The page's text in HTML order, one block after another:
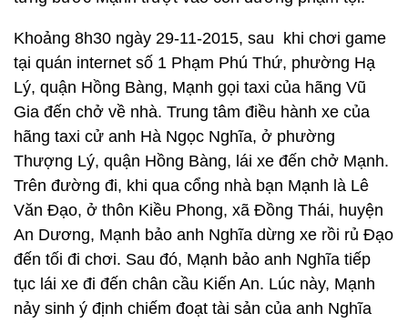
Khoảng 8h30 ngày 29-11-2015, sau khi chơi game
tại quán internet số 1 Phạm Phú Thứ, phường Hạ
Lý, quận Hồng Bàng, Mạnh gọi taxi của hãng Vũ
Gia đến chở về nhà. Trung tâm điều hành xe của
hãng taxi cử anh Hà Ngọc Nghĩa, ở phường
Thượng Lý, quận Hồng Bàng, lái xe đến chở Mạnh.
Trên đường đi, khi qua cổng nhà bạn Mạnh là Lê
Văn Đạo, ở thôn Kiều Phong, xã Đồng Thái, huyện
An Dương, Mạnh bảo anh Nghĩa dừng xe rồi rủ Đạo
đến tối đi chơi. Sau đó, Mạnh bảo anh Nghĩa tiếp
tục lái xe đi đến chân cầu Kiến An. Lúc này, Mạnh
nảy sinh ý định chiếm đoạt tài sản của anh Nghĩa